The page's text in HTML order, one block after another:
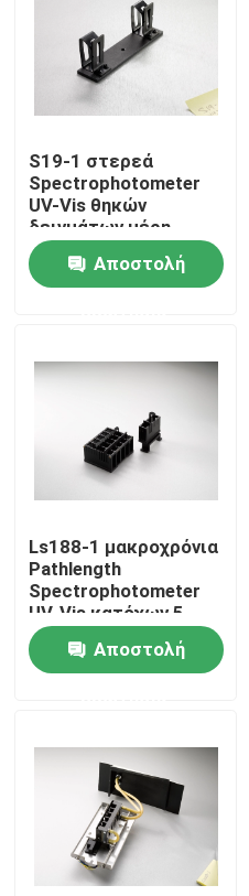
Σπίτι
Γύρος εργοστασίων
Ποιοτικός έλεγχος
Μας ελάτε σε επαφή με
Ζητήστε ένα απόσπασμα
Spectrophotometer
Φασματόμετρο
Ατομικό
S19-1 στερεά
Spectrophotometer
UV-Vis θηκών
δειγμάτων μέρη
Αποστολή
Ls188-1 μακροχρόνια
Pathlength
Spectrophotometer
UV-Vis κατόχων 5-
κυττάρων μέρη
Αποστολή